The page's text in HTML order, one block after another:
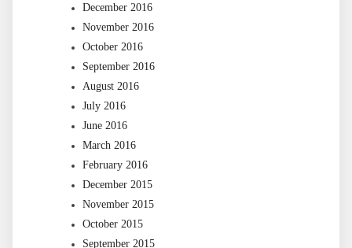
December 2016
November 2016
October 2016
September 2016
August 2016
July 2016
June 2016
March 2016
February 2016
December 2015
November 2015
October 2015
September 2015